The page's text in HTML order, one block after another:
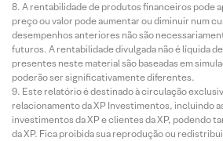
A rentabilidade de produtos financeiros pode
preço ou valor pode aumentar ou diminuir num
desempenhos anteriores não são
futuros. A rentabilidade divulgada não é líquida
presentes neste material são baseadas em
poderão ser significativamente diferentes.
Este relatório é destinado à circulação
relacionamento da XP Investimentos, incluindo
investimentos da XP e clientes da XP, podendo
da XP. Fica proibida sua reprodução ou